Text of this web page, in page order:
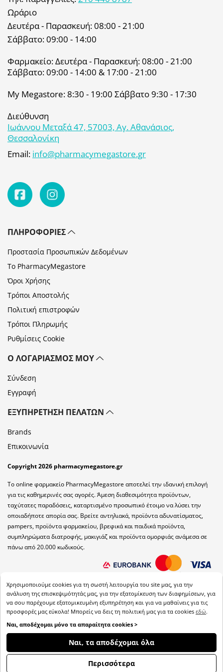
Ωράριο
Δευτέρα - Παρασκευή: 08:00 - 21:00
Σάββατο: 09:00 - 14:00
Φαρμακείο: Δευτέρα - Παρασκευή: 08:00 - 21:00
Σάββατο: 09:00 - 14:00 & 17:00 - 21:00
My Megastore: 8:30 - 19:00 Σάββατο 9:30 - 17:30
Διεύθυνση
Ιωάννου Μεταξά 47, 57003, Αγ. Αθανάσιος,
Θεσσαλονίκη
Email: info@pharmacymegastore.gr
ΠΛΗΡΟΦΟΡΊΕΣ
Προστασία Προσωπικών Δεδομένων
Το PharmacyMegastore
Όροι Χρήσης
Τρόποι Αποστολής
Πολιτική επιστροφών
Τρόποι Πληρωμής
Ρυθμίσεις Cookie
Ο ΛΟΓΑΡΙΑΣΜΌΣ ΜΟΥ
Σύνδεση
Εγγραφή
ΕΞΥΠΗΡΈΤΗΣΗ ΠΕΛΑΤΏΝ
Brands
Επικοινωνία
Copyright 2026 pharmacymegastore.gr
Το online φαρμακείο PharmacyMegastore αποτελεί την ιδανική επιλογή
για τις καθημερινές σας αγορές. Άμεση διαθεσιμότητα προϊόντων,
ταχύτατες παραδόσεις, καταρτισμένο προσωπικό έτοιμο να λύσει την
οποιαδήποτε απορία σας. Βρείτε αντηλιακά, προϊόντα αδυνατίσματος,
pampers, προϊόντα φαρμακείου, βρεφικά και παιδικά προϊόντα,
συμπληρώματα διατροφής, μακιγιάζ και προϊόντα ομορφιάς ανάμεσα σε
πάνω από 20.000 κωδικούς.
Back
Χρησιμοποιούμε cookies για τη σωστή λειτουργία του site μας, για την
ανάλυση της επισκεψιμότητάς μας, για την εξατομίκευση των διαφημίσεων, για
να σου παρέχουμε εξατομικευμένη εξυπηρέτηση και για να μαθαίνεις για τις
προσφορές μας εύκολα! Μπορείς να δεις τη πολιτική μας για τα cookies εδώ.
Ναι, αποδέχομαι μόνο τα απαραίτητα cookies >
Ναι, τα αποδέχομαι όλα
Περισσότερα